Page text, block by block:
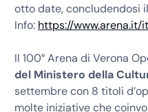
otto date, concludendosi
Info: https://
Il 100° Arena di Verona
del Ministero della
settembre con 8 titoli
molte iniziative che